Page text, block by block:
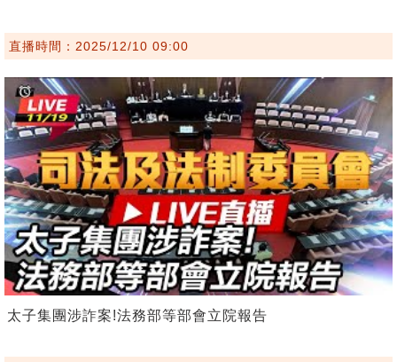
直播時間：2025/12/10 09:00
太子集團涉詐案!法務部等部會立院報告